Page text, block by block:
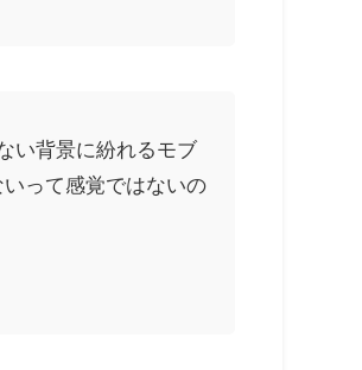
い背景に紛れるモブ
って感覚ではないの